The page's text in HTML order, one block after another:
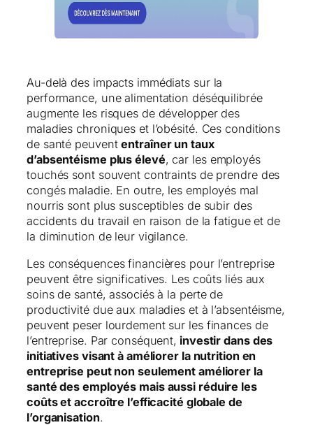
Au-delà des impacts immédiats sur la
performance, une alimentation déséquilibrée
augmente les risques de développer des
maladies chroniques et l’obésité. Ces conditions
de santé peuvententraîner un taux
d’absentéisme plus élevé, car les employés
touchés sont souvent contraints de prendre des
congés maladie. En outre, les employés mal
nourris sont plus susceptibles de subir des
accidents du travail en raison de la fatigue et de
la diminution de leur vigilance.
Les conséquences financières pour l’entreprise
peuvent être significatives. Les coûts liés aux
soins de santé, associés à la perte de
productivité due aux maladies et à l’absentéisme,
peuvent peser lourdement sur les finances de
l’entreprise. Par conséquent, investir dans des
initiatives visant à améliorer la nutrition en
entreprise peut non seulement améliorer la
santé des employés mais aussi réduire les
coûts et accroître l’efficacité globale de
l’organisation.